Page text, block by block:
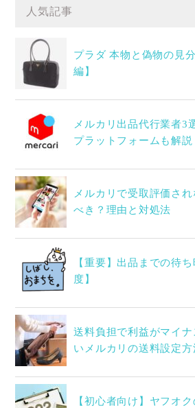
人気記事
プラダ 本物と偽物の見
編】
メルカリ出品代行業者3
プラットフォームも解説
メルカリで受取評価さ
べき？理由と対処法
【重要】出品までの待
度】
送料負担で利益がマイ
いメルカリの送料設定方
【初心者向け】ヤフオ